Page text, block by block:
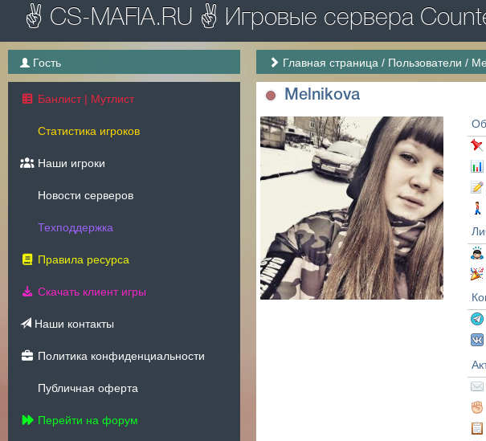
✌ CS-MAFIA.RU ✌ Игровые сервера
Гость
Банлист | Мутлист
Статистика игроков
Наши игроки
Новости серверов
Техподдержка
Правила ресурса
Скачать клиент игры
Наши контакты
Политика конфиденциальности
Публичная оферта
Перейти на форум
Главная страница / Пользователи /
Melnikova